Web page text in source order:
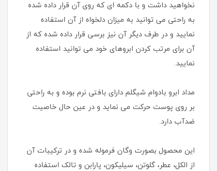
نخواهید داشت و با دکمه ای که روی آن قرار داده شده
به راحتی می توانید به میزان دلخواه از آن استفاده
نمایید و در طرف دیگر آن نیز برسی قرار داده شده که از
آن برای مرتب کردن ابروهای خود می توانید استفاده
نمایید.
مداد ابرو بادوام شیگلم دارای بافتی نرم بوده و به راحتی
بر روی پوست حرکت می نماید و در عین حال خاصیت
ضدآب دارد.
این محصول بصورت وگان فرموله شده و در ترکیبات آن
از الکل، عطر، گلوتن، سیلیکون، پارابن و تالک استفاده